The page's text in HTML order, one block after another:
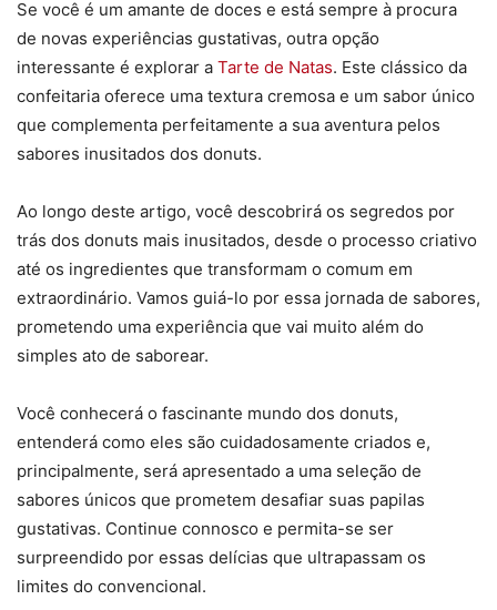
Se você é um amante de doces e está sempre à procura
de novas experiências gustativas, outra opção
interessante é explorar a Tarte de Natas. Este clássico da
confeitaria oferece uma textura cremosa e um sabor único
que complementa perfeitamente a sua aventura pelos
sabores inusitados dos donuts.
Ao longo deste artigo, você descobrirá os segredos por
trás dos donuts mais inusitados, desde o processo criativo
até os ingredientes que transformam o comum em
extraordinário. Vamos guiá-lo por essa jornada de sabores,
prometendo uma experiência que vai muito além do
simples ato de saborear.
Você conhecerá o fascinante mundo dos donuts,
entenderá como eles são cuidadosamente criados e,
principalmente, será apresentado a uma seleção de
sabores únicos que prometem desafiar suas papilas
gustativas. Continue connosco e permita-se ser
surpreendido por essas delícias que ultrapassam os
limites do convencional.